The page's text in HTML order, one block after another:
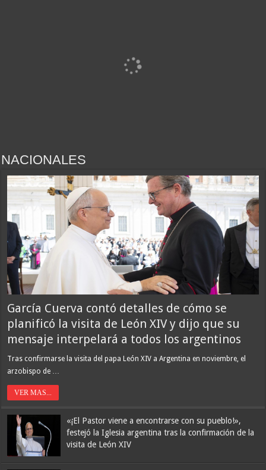
NACIONALES
García Cuerva contó detalles de cómo se
planificó la visita de León XIV y dijo que su
mensaje interpelará a todos los argentinos
Tras confirmarse la visita del papa León XIV a Argentina en noviembre, el
arzobispo de …
VER MAS...
«¡El Pastor viene a encontrarse con su pueblo!»,
festejó la Iglesia argentina tras la confirmación de la
visita de León XIV